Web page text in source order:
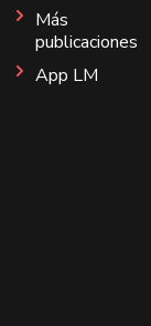
Más
publicaciones
App LM